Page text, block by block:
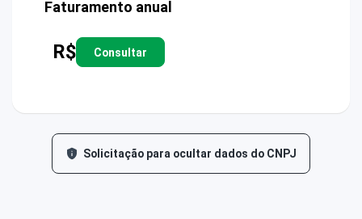
Faturamento anual
R$ Consultar
Solicitação para ocultar dados do CNPJ